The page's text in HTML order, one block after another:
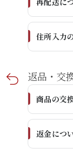
住所入力
返品・交
商品の交
返金につ